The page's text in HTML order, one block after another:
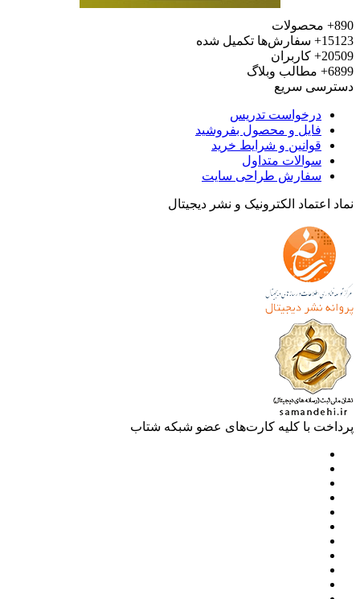
محصولات
سفارش‌ها تکمیل شده
کاربران
مطالب وبلاگ
سریع
درخواست تدریس
فایل و محصول بفروشید
قوانین و شرایط خرید
سوالات متداول
سفارش طراحی سایت
اعتماد الکترونیک و نشر دیجیتال
با کلیه کارت‌های عضو شبکه شتاب